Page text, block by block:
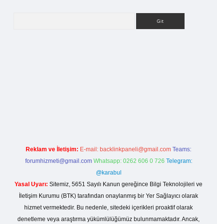
Reklam ve İletişim: E-mail: backlinkpaneli@gmail.com Teams:
forumhizmeti@gmail.com Whatsapp: 0262 606 0 726 Telegram:
@karabul
Yasal Uyarı: Sitemiz, 5651 Sayılı Kanun gereğince Bilgi Teknolojileri ve
İletişim Kurumu (BTK) tarafından onaylanmış bir Yer Sağlayıcı olarak
hizmet vermektedir. Bu nedenle, sitedeki içerikleri proaktif olarak
denetleme veya araştırma yükümlülüğümüz bulunmamaktadır. Ancak,